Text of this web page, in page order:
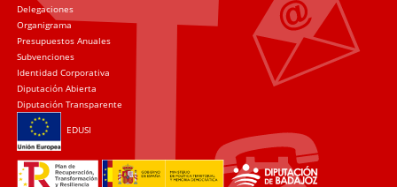
Delegaciones
Organigrama
Presupuestos Anuales
Subvenciones
Identidad Corporativa
Diputación Abierta
Diputación Transparente
EDUSI